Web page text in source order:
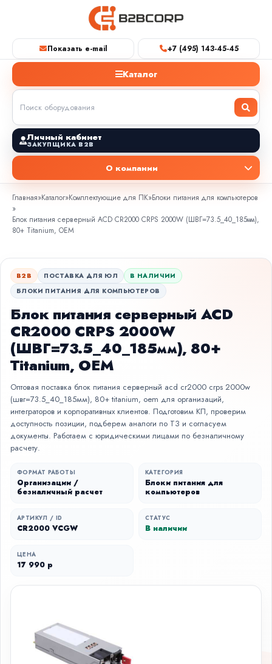
Показать e-mail +7 (495) 143-45-45
Каталог
Личный кабинет
ЗАКУПЩИКА B2B
О компании
Главная»Каталог»Комплектующие для ПК»Блоки питания для компьютеров
»
Блок питания серверный ACD CR2000 CRPS 2000W (ШВГ=73.5_40_185мм),
80+ Titanium, OEM
B2B ПОСТАВКА ДЛЯ ЮЛ
В НАЛИЧИИ
БЛОКИ ПИТАНИЯ ДЛЯ КОМПЬЮТЕРОВ
Блок питания серверный ACD
CR2000 CRPS 2000W
(ШВГ=73.5_40_185мм), 80+
Titanium, OEM
Оптовая поставка блок питания серверный acd cr2000 crps 2000w
(швг=73.5_40_185мм), 80+ titanium, oem для организаций,
интеграторов и корпоративных клиентов. Подготовим КП, проверим
доступность позиции, подберем аналоги по ТЗ и согласуем
документы. Работаем с юридическими лицами по безналичному
расчету.
ФОРМАТ РАБОТЫ
Организации /
безналичный расчет
КАТЕГОРИЯ
Блоки питания для
компьютеров
АРТИКУЛ / ID
CR2000 VCGW
СТАТУС
В наличии
ЦЕНА
17 990 р